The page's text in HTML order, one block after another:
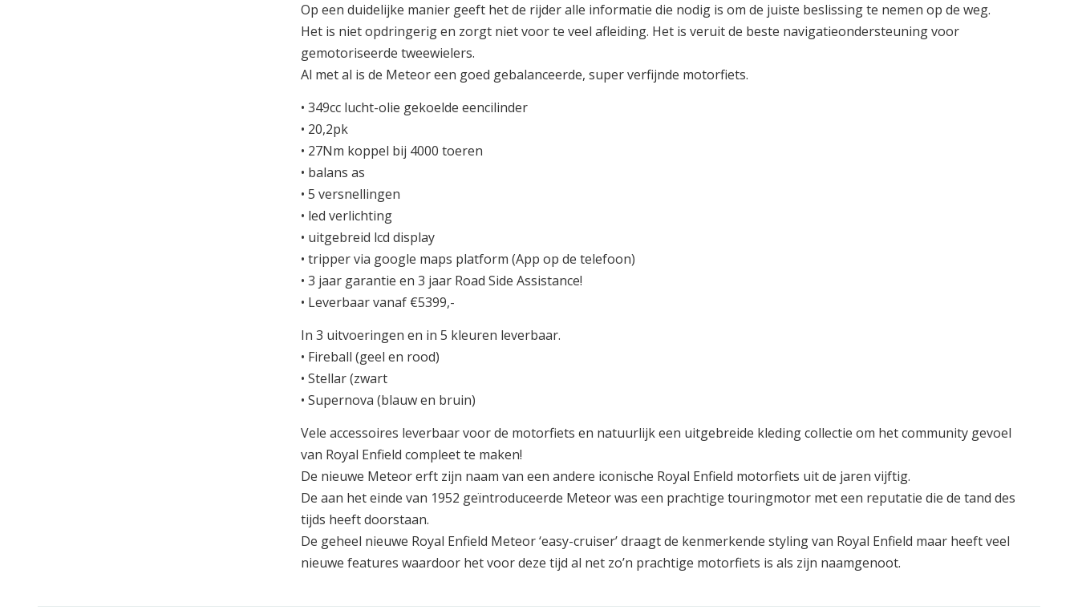
Op een duidelijke manier geeft het de rijder alle informatie die nodig is om de juiste beslissing te nemen op de weg.
Het is niet opdringerig en zorgt niet voor te veel afleiding. Het is veruit de beste navigatieondersteuning voor
gemotoriseerde tweewielers.
Al met al is de Meteor een goed gebalanceerde, super verfijnde motorfiets.
• 349cc lucht-olie gekoelde eencilinder
• 20,2pk
• 27Nm koppel bij 4000 toeren
• balans as
• 5 versnellingen
• led verlichting
• uitgebreid lcd display
• tripper via google maps platform (App op de telefoon)
• 3 jaar garantie en 3 jaar Road Side Assistance!
• Leverbaar vanaf €5399,-
In 3 uitvoeringen en in 5 kleuren leverbaar.
• Fireball (geel en rood)
• Stellar (zwart
• Supernova (blauw en bruin)
Vele accessoires leverbaar voor de motorfiets en natuurlijk een uitgebreide kleding collectie om het community gevoel
van Royal Enfield compleet te maken!
De nieuwe Meteor erft zijn naam van een andere iconische Royal Enfield motorfiets uit de jaren vijftig.
De aan het einde van 1952 geïntroduceerde Meteor was een prachtige touringmotor met een reputatie die de tand des
tijds heeft doorstaan.
De geheel nieuwe Royal Enfield Meteor ‘easy-cruiser’ draagt de kenmerkende styling van Royal Enfield maar heeft veel
nieuwe features waardoor het voor deze tijd al net zo’n prachtige motorfiets is als zijn naamgenoot.